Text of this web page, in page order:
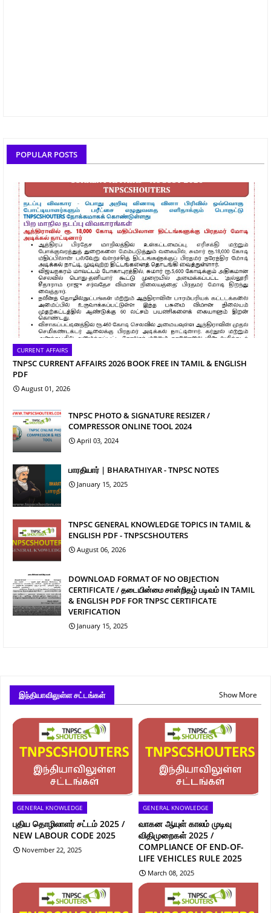
POPULAR POSTS
CURRENT AFFAIRS
TNPSC CURRENT AFFAIRS 2026 BOOK FREE IN TAMIL & ENGLISH
PDF
August 01, 2026
TNPSC PHOTO & SIGNATURE RESIZER /
COMPRESSOR ONLINE TOOL 2024
April 03, 2024
பாரதியார் | BHARATHIYAR - TNPSC NOTES
January 15, 2025
TNPSC GENERAL KNOWLEDGE TOPICS IN TAMIL &
ENGLISH PDF - TNPSCSHOUTERS
August 06, 2026
DOWNLOAD FORMAT OF NO OBJECTION
CERTIFICATE / தடையின்மை சான்றிதழ் படிவம் IN TAMIL
& ENGLISH PDF FOR TNPSC CERTIFICATE
VERIFICATION
January 15, 2025
இந்தியாவிலுள்ள சட்டங்கள் Show More
GENERAL KNOWLEDGE
புதிய தொழிலாளர் சட்டம் 2025 /
NEW LABOUR CODE 2025
November 22, 2025
GENERAL KNOWLEDGE
வாகன ஆயுள் காலம் முடிவு
விதிமுறைகள் 2025 /
COMPLIANCE OF END-OF-
LIFE VEHICLES RULE 2025
March 08, 2025